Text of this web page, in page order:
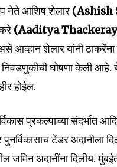
नेते आशिष शेलार (Ashish
(Aaditya
असे आव्हान शेलार यांनी
निवडणुकीची घोषणा केली आहे.
होईल.
प्रकल्पाच्या संदर्भात
टेंडर अदानीला
जमिन अदानींना दिलीय.